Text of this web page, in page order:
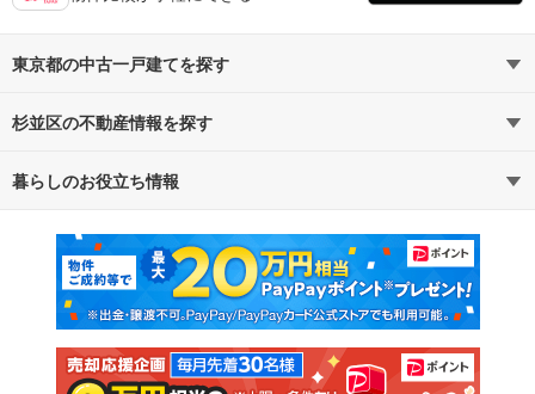
東京都の中古一戸建てを探す
路線・駅から探す
通勤・通学時間から探す
杉並区の不動産情報を探す
不動産・住宅
新築マンション 中古マンション
新築一戸建て 中古一戸建て
注文住宅 土地
暮らしのお役立ち情報
マンションカタログ 教えて！住まいの先生